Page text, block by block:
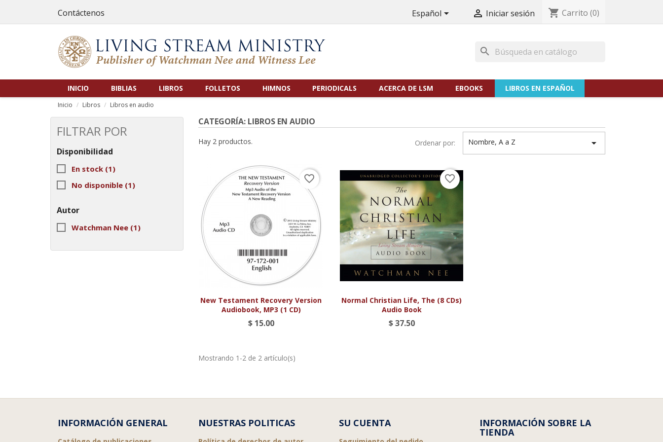
Contáctenos Español  Iniciar sesión shopping_cart Carrito (0)
search
INICIO BIBLIAS LIBROS FOLLETOS HIMNOS PERIODICALS ACERCA DE LSM EBOOKS LIBROS EN ESPAÑOL
Inicio Libros Libros en audio
FILTRAR POR
Disponibilidad
En stock (1)
No disponible (1)
Autor
Watchman Nee (1)
CATEGORÍA: LIBROS EN AUDIO
Hay 2 productos. Ordenar por: Nombre, A a Z 
Vista rápida
New Testament Recovery Version
Audiobook, MP3 (1 CD)
$ 15.00
favorite_border
Vista rápida
Normal Christian Life, The (8 CDs)
Audio Book
$ 37.50
favorite_border
Mostrando 1-2 de 2 artículo(s)
INFORMACIÓN GENERAL NUESTRAS POLITICAS SU CUENTA INFORMACIÓN SOBRE LA
TIENDA